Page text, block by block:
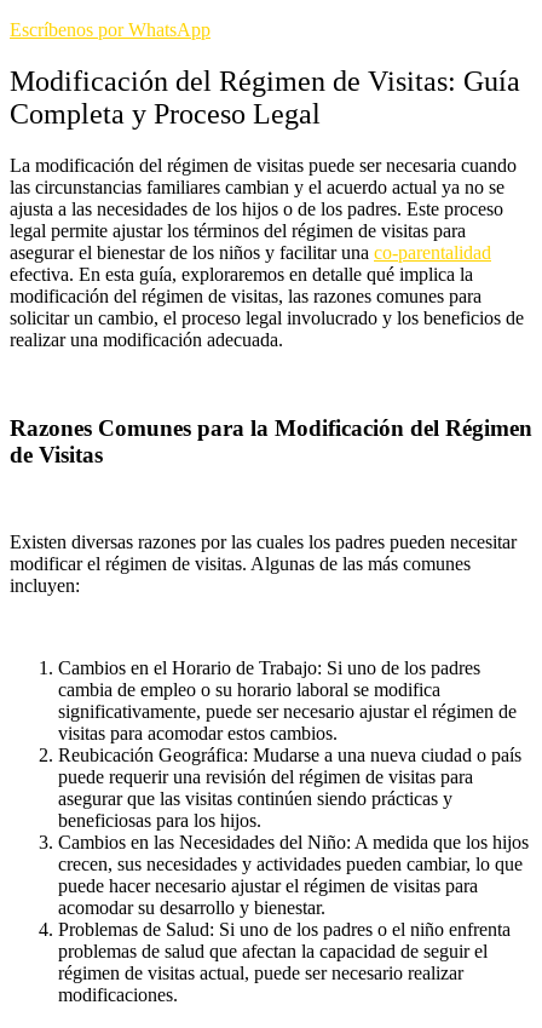
Escríbenos por WhatsApp
Modificación del Régimen de Visitas: Guía
Completa y Proceso Legal
La modificación del régimen de visitas puede ser necesaria cuando
las circunstancias familiares cambian y el acuerdo actual ya no se
ajusta a las necesidades de los hijos o de los padres. Este proceso
legal permite ajustar los términos del régimen de visitas para
asegurar el bienestar de los niños y facilitar una co-parentalidad
efectiva. En esta guía, exploraremos en detalle qué implica la
modificación del régimen de visitas, las razones comunes para
solicitar un cambio, el proceso legal involucrado y los beneficios de
realizar una modificación adecuada.
Razones Comunes para la Modificación del Régimen
de Visitas
Existen diversas razones por las cuales los padres pueden necesitar
modificar el régimen de visitas. Algunas de las más comunes
incluyen:
Cambios en el Horario de Trabajo: Si uno de los padres
cambia de empleo o su horario laboral se modifica
significativamente, puede ser necesario ajustar el régimen de
visitas para acomodar estos cambios.
Reubicación Geográfica: Mudarse a una nueva ciudad o país
puede requerir una revisión del régimen de visitas para
asegurar que las visitas continúen siendo prácticas y
beneficiosas para los hijos.
Cambios en las Necesidades del Niño: A medida que los hijos
crecen, sus necesidades y actividades pueden cambiar, lo que
puede hacer necesario ajustar el régimen de visitas para
acomodar su desarrollo y bienestar.
Problemas de Salud: Si uno de los padres o el niño enfrenta
problemas de salud que afectan la capacidad de seguir el
régimen de visitas actual, puede ser necesario realizar
modificaciones.